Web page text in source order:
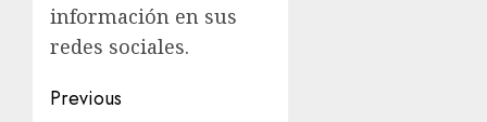
información en sus
redes sociales.
Previous